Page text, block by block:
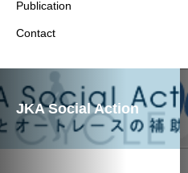
Publication
Contact
JKA Social Action